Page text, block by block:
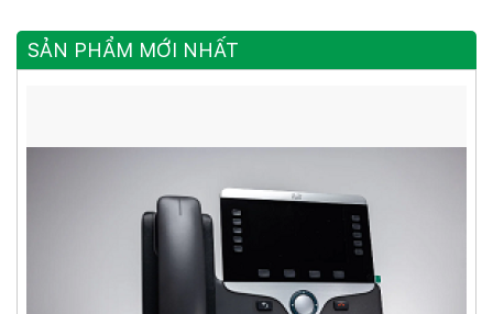
Combo + 4 Cổng
Quang Gigabit SFP
Tiêu Chuẩn IEC61850-3
SẢN PHẨM MỚI NHẤT